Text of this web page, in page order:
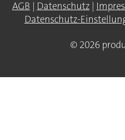
AGB | Datenschutz|
Datenschutz-
© 2026